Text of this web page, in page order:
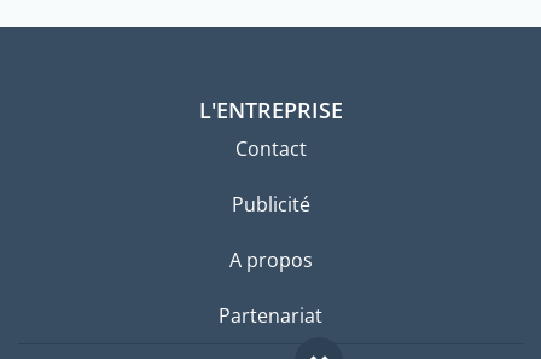
L'ENTREPRISE
Contact
Publicité
A propos
Partenariat